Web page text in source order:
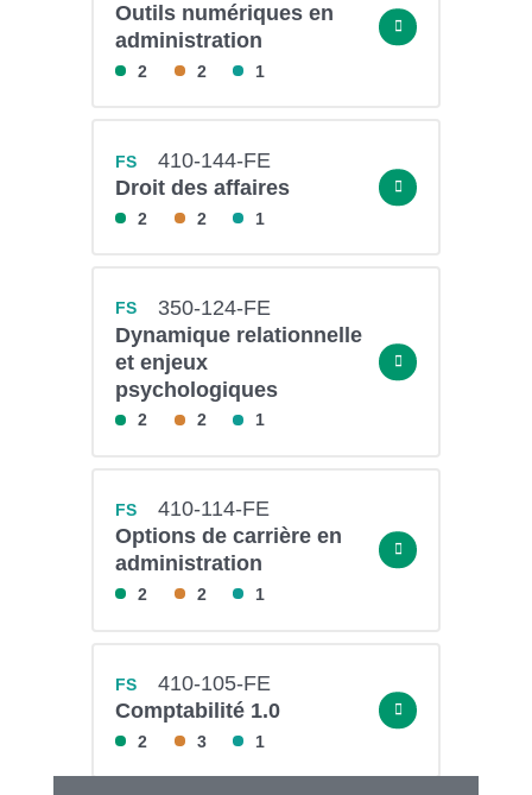
Outils numériques en
administration
2 2 1
FS
410-144-FE
Droit des affaires
2 2 1
FS
350-124-FE
Dynamique relationnelle
et enjeux
psychologiques
2 2 1
FS
410-114-FE
Options de carrière en
administration
2 2 1
FS
410-105-FE
Comptabilité 1.0
2 3 1